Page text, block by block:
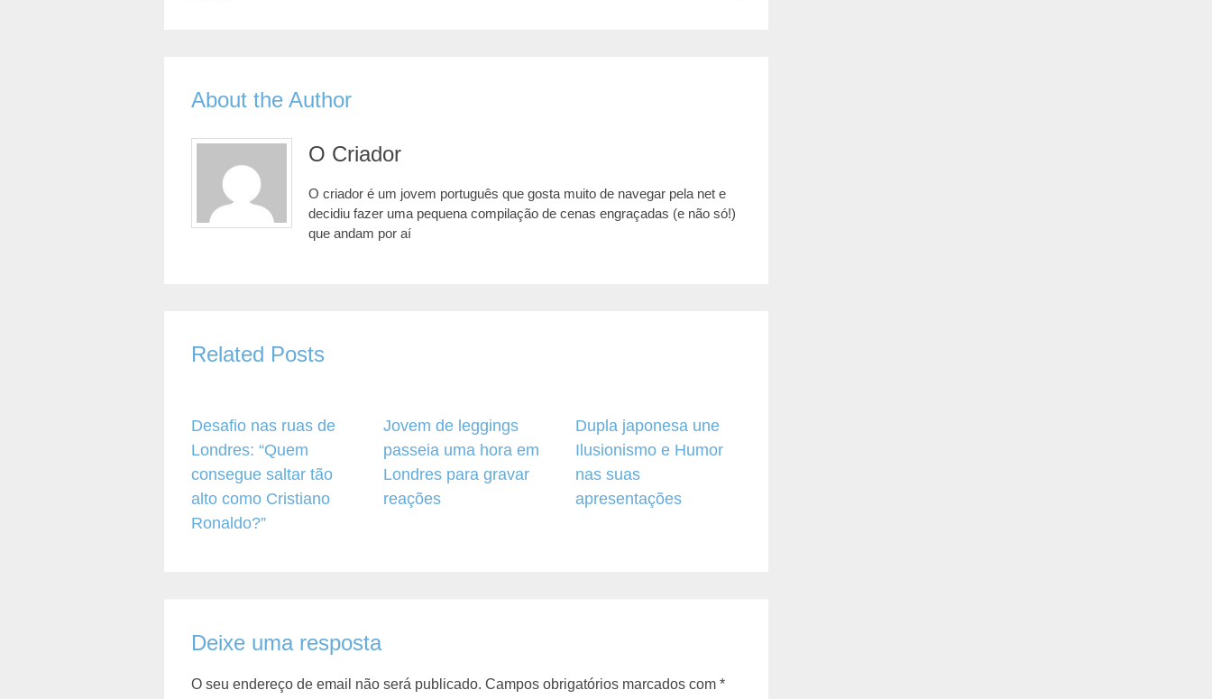
About the Author
O Criador
O criador é um jovem português que gosta muito de navegar pela net e
decidiu fazer uma pequena compilação de cenas engraçadas (e não só!)
que andam por aí
Related Posts
Desafio nas ruas de
Londres: “Quem
consegue saltar tão
alto como Cristiano
Ronaldo?”
Jovem de leggings
passeia uma hora em
Londres para gravar
reações
Dupla japonesa une
Ilusionismo e Humor
nas suas
apresentações
Deixe uma resposta
O seu endereço de email não será publicado. Campos obrigatórios marcados com *